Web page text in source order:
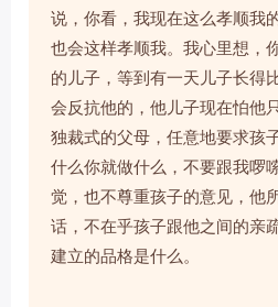
说，你看，我现在这么孝顺我
也会这样孝顺我。我心里想，
的儿子，等到有一天儿子长得
会反抗他的，他儿子现在怕他
独裁式的父母，任意地要求孩
什么你就做什么，不要跟我啰
觉，也不尊重孩子的意见，他
话，不在乎孩子跟他之间的亲
建立的品格是什么。